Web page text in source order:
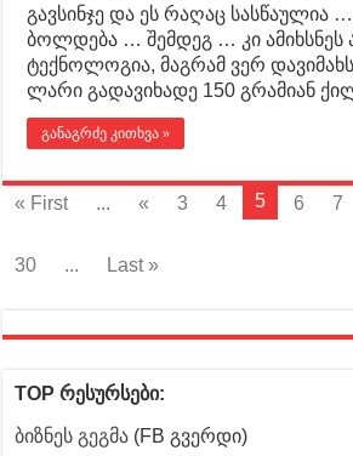
გავსინჯე და ეს რაღაც სასწაულია …
ბოლდება … შემდეგ … კი ამიხსნეს
ტექნოლოგია, მაგრამ ვერ
ლარი გადავიხადე 150 გრამიან
განაგრძე კითხვა »
« First ... « 3 4 5 6 7
30
... Last »
TOP რესურსები:
ბიზნეს გეგმა (FB გვერდი)